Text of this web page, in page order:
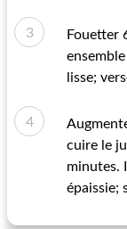
Fouetter
lisse;
cuire le
minutes.
épaissie;